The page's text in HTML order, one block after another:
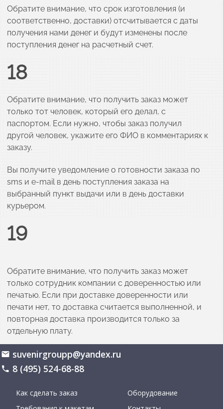
Обратите внимание, что срок изготовления (и
соответственно, доставки) отсчитывается с даты
получения нами денег и будут изменены после
поступления денег на расчетный счет.
18
Обратите внимание, что получить заказ может
только тот человек, который его делал, с
паспортом. Если нужно, чтобы заказ получил
другой человек, укажите его ФИО в комментариях к
заказу.
Вы получите уведомление о готовности заказа по
sms и e-mail в день поступления заказа на
выбранный пункт выдачи или в день доставки
курьером.
19
Обратите внимание, что получить заказ может
только сотрудник компании с доверенностью или
печатью. Если при доставке доверенности или
печати нет, то доставка считается выполненной, и
повторная доставка производится только за
отдельную плату.
suvenirgroupp@yandex.ru
8 (495) 524-68-88
Как сделать заказ
Оборудование